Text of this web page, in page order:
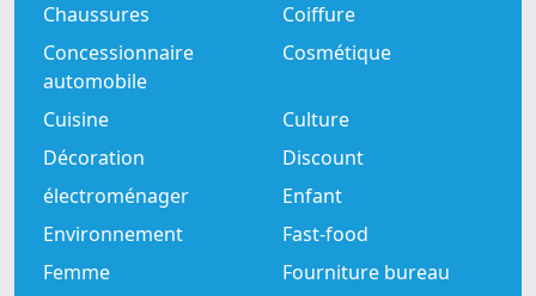
Chaussures
Coiffure
Concessionnaire
automobile
Cosmétique
Cuisine
Culture
Décoration
Discount
électroménager
Enfant
Environnement
Fast-food
Femme
Fourniture bureau